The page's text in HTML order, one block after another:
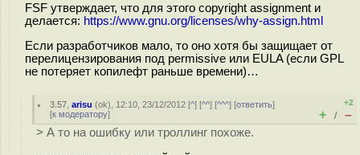
FSF утверждает, что для этого copyright assignment и
делается: https://www.gnu.org/licenses/why-assign.html
Если разработчиков мало, то оно хотя бы защищает от
перелицензирования под permissive или EULA (если GPL
не потеряет копилефт раньше времени)…
3.57 ,arisu (ok), 12:10, 23/12/2012 [^] [^^] [^^^] [ответить]
[к модератору]
+2
+ / –
> А то на ошибку или троллинг похоже.